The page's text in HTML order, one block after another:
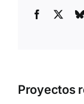
Facebook
Proyectos